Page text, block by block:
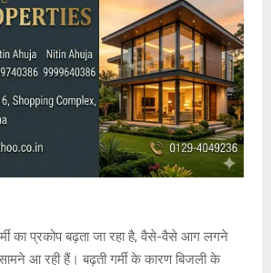
का प्रकोप बढ़ता जा रहा है, वैसे-वैसे आग लगने
आ रही हैं। बढ़ती गर्मी के कारण बिजली के